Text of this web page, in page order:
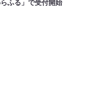
ふる」で受付開始